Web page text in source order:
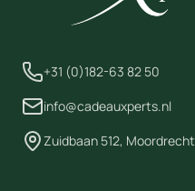
+31 (0)182-63 82 50
info@cadeauxperts.nl
Zuidbaan 512, Moordrecht